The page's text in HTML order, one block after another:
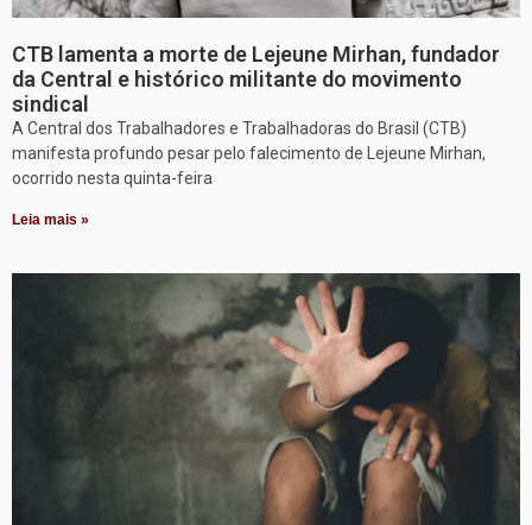
CTB lamenta a morte de Lejeune Mirhan, fundador
da Central e histórico militante do movimento
sindical
A Central dos Trabalhadores e Trabalhadoras do Brasil (CTB)
manifesta profundo pesar pelo falecimento de Lejeune Mirhan,
ocorrido nesta quinta-feira
Leia mais »